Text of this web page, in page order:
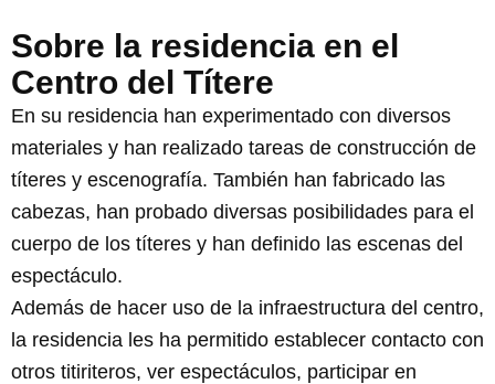
Sobre la residencia en el
Centro del Títere
En su residencia han experimentado con diversos
materiales y han realizado tareas de construcción de
títeres y escenografía. También han fabricado las
cabezas, han probado diversas posibilidades para el
cuerpo de los títeres y han definido las escenas del
espectáculo.
Además de hacer uso de la infraestructura del centro,
la residencia les ha permitido establecer contacto con
otros titiriteros, ver espectáculos, participar en